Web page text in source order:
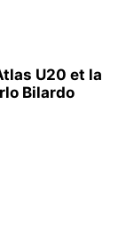
U20 et la
Bilardo